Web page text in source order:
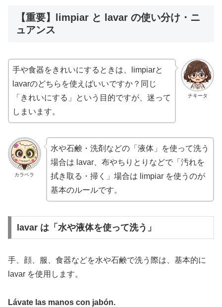
【重要】limpiar と lavar の使い分け・ニ
ュアンス
チキータ
手や食器をきれいにするときは、limpiarと
lavarのどちらを使えばいいですか？同じ
「きれいにする」という目的ですが、迷って
しまいます。
カラベラ
水や石鹸・洗剤などの「液体」を使って洗う
場合は lavar、布やちりとりなどで「汚れを
拭き取る・掃く」場合は limpiar を使うのが
基本のルールです。
lavar は「水や液体を使って洗う」
手、顔、服、食器などを水や石鹸で洗う際は、基本的に
lavar を使用します。
Lávate las manos con jabón.